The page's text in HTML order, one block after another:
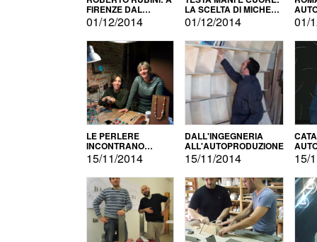
FIRENZE DAL
PRODOTTO ALLA
PROMOZIONE
01/12/2014
LA SCELTA DI MICHELE
BARBERIO
01/12/2014 01/
LE PERLERE
INCONTRANO
L'AUTOPRODUZIONE
15/11/2014
DALL'INGEGNERIA
ALL'AUTOPRODUZIONE
15/11/2014 15/